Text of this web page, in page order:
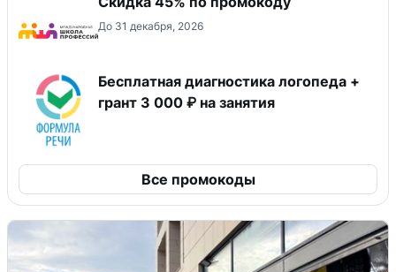
До 31 декабря, 2026
Бесплатная диагностика логопеда +
грант 3 000 ₽ на занятия
Все промокоды